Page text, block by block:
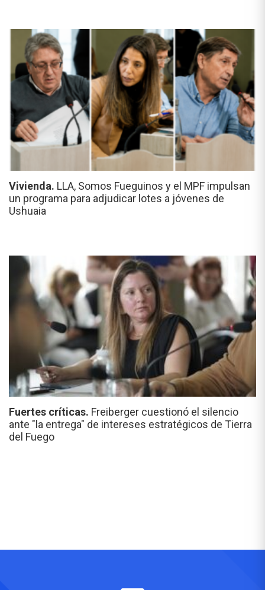
Vivienda. LLA, Somos Fueguinos y el MPF impulsan
un programa para adjudicar lotes a jóvenes de
Ushuaia
Fuertes críticas. Freiberger cuestionó el silencio
ante "la entrega" de intereses estratégicos de Tierra
del Fuego